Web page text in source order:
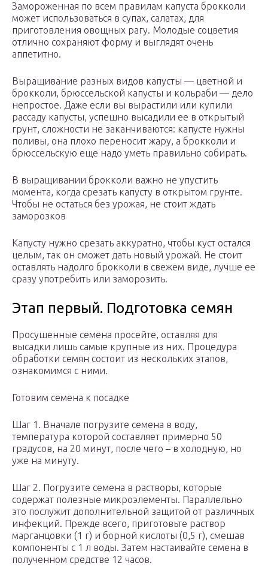
Замороженная по всем правилам капуста брокколи
может использоваться в супах, салатах, для
приготовления овощных рагу. Молодые соцветия
отлично сохраняют форму и выглядят очень
аппетитно.
Выращивание разных видов капусты — цветной и
брокколи, брюссельской капусты и кольраби — дело
непростое. Даже если вы вырастили или купили
рассаду капусты, успешно высадили ее в открытый
грунт, сложности не заканчиваются: капусте нужны
поливы, она плохо переносит жару, а брокколи и
брюссельскую еще надо уметь правильно собирать.
В выращивании брокколи важно не упустить
момента, когда срезать капусту в открытом грунте.
Чтобы не остаться без урожая, не стоит ждать
заморозков
Капусту нужно срезать аккуратно, чтобы куст остался
целым, так он сможет дать новый урожай. Не стоит
оставлять надолго брокколи в свежем виде, лучше ее
сразу употребить или заморозить.
Этап первый. Подготовка семян
Просушенные семена просейте, оставляя для
высадки лишь самые крупные из них. Процедура
обработки семян состоит из нескольких этапов,
ознакомимся с ними.
Готовим семена к посадке
Шаг 1. Вначале погрузите семена в воду,
температура которой составляет примерно 50
градусов, на 20 минут, после чего – в холодную, но
уже на минуту.
Шаг 2. Погрузите семена в растворы, которые
содержат полезные микроэлементы. Параллельно
это послужит дополнительной защитой от различных
инфекций. Прежде всего, приготовьте раствор
марганцовки (1 г) и борной кислоты (0,5 г), смешав
компоненты с 1 л воды. Затем настаивайте семена в
полученном средстве 12 часов.